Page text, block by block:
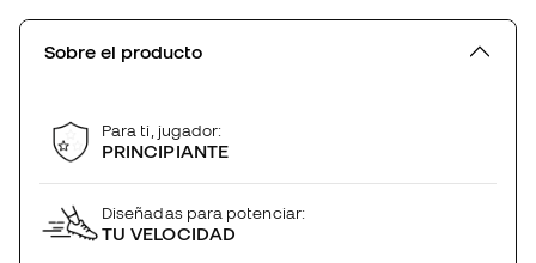
Sobre el producto
Para ti, jugador:
PRINCIPIANTE
Diseñadas para potenciar:
TU VELOCIDAD